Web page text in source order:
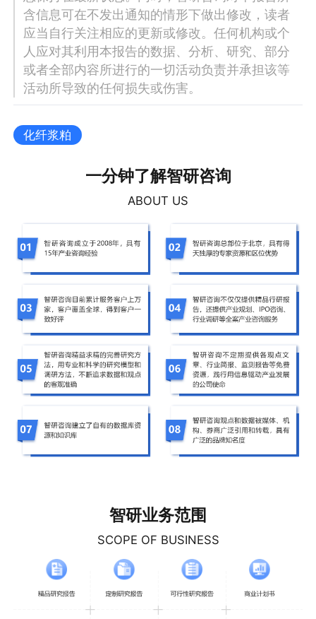
含信息可在不发出通知的情形下做出修改，读者
应当自行关注相应的更新或修改。任何机构或个
人应对其利用本报告的数据、分析、研究、部分
或者全部内容所进行的一切活动负责并承担该等
活动所导致的任何损失或伤害。
化纤浆粕
一分钟了解智研咨询
ABOUT US
智研业务范围
SCOPE OF BUSINESS